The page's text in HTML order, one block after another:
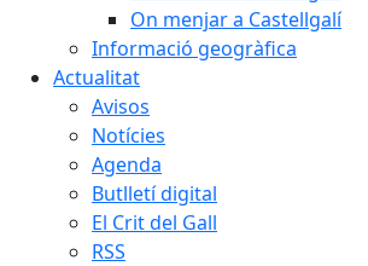
On menjar a Castellgalí
Informació geogràfica
Actualitat
Avisos
Notícies
Agenda
Butlletí digital
El Crit del Gall
RSS